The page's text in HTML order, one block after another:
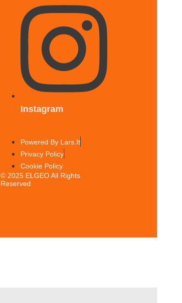
Instagram
Powered By Lars.it
Privacy Policy
Cookie Policy
© 2025 ELGEO All Rights
Reserved